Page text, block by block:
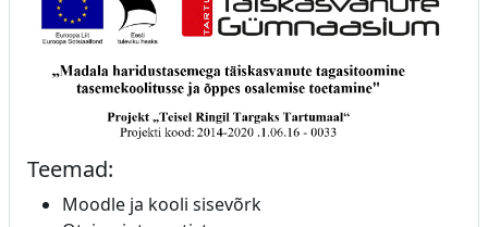
Teemad:
Moodle ja kooli sisevõrk